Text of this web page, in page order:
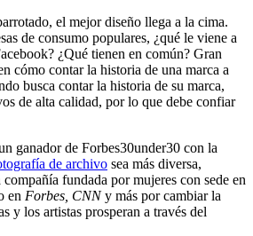
el mejor diseño llega a la cima.
de consumo populares, ¿qué le viene a
¿Qué tienen en común? Gran
cómo contar la historia de una marca a
busca contar la historia de su marca,
de alta calidad, por lo que debe confiar
ganador de Forbes30under30 con la
de archivo sea más diversa,
fundada por mujeres con sede en
en Forbes, CNNy más por cambiar la
y los artistas prosperan a través del